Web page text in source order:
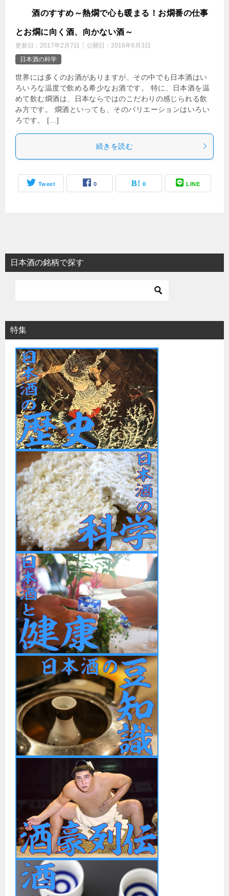
燗酒のすすめ～熱燗で心も暖まる！お燗番の仕事
とお燗に向く酒、向かない酒～
更新日： 2017年2月7日 公開日： 2016年6月3日
日本酒の科学
世界には多くのお酒がありますが、その中でも日本酒はい
ろいろな温度で飲める希少なお酒です。 特に、日本酒を温
めて飲む燗酒は、日本ならではのこだわりの感じられる飲
み方です。 燗酒といっても、そのバリエーションはいろい
ろです。 […]
続きを読む
Tweet 0 0 LINE
日本酒の銘柄で探す
特集